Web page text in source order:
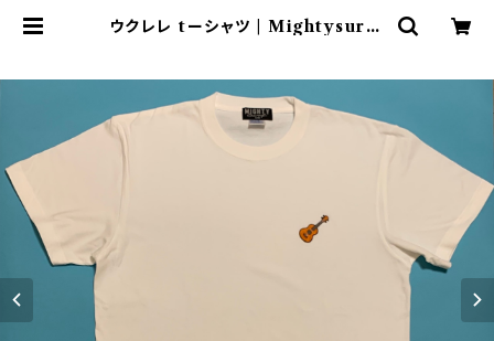
ウクレレ tーシャツ | Mightysurfc